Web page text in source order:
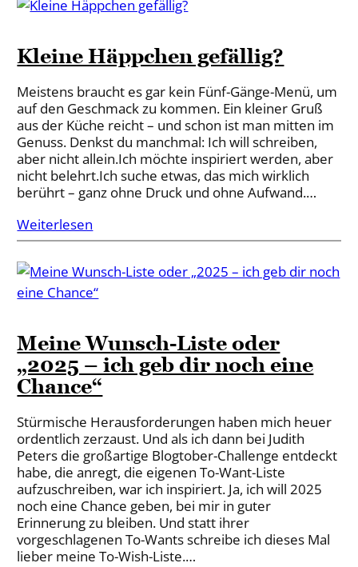
Kleine Häppchen gefällig?
Meistens braucht es gar kein Fünf-Gänge-Menü, um
auf den Geschmack zu kommen. Ein kleiner Gruß
aus der Küche reicht – und schon ist man mitten im
Genuss. Denkst du manchmal: Ich will schreiben,
aber nicht allein.Ich möchte inspiriert werden, aber
nicht belehrt.Ich suche etwas, das mich wirklich
berührt – ganz ohne Druck und ohne Aufwand.…
Weiterlesen
Meine Wunsch-Liste oder
„2025 – ich geb dir noch eine
Chance“
Stürmische Herausforderungen haben mich heuer
ordentlich zerzaust. Und als ich dann bei Judith
Peters die großartige Blogtober-Challenge entdeckt
habe, die anregt, die eigenen To-Want-Liste
aufzuschreiben, war ich inspiriert. Ja, ich will 2025
noch eine Chance geben, bei mir in guter
Erinnerung zu bleiben. Und statt ihrer
vorgeschlagenen To-Wants schreibe ich dieses Mal
lieber meine To-Wish-Liste.…